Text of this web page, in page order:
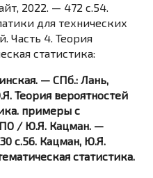
2022. — 472 c.54.
для технических
Часть 4. Теория
статистика:
— СПб.: Лань,
Теория вероятностей
примеры с
/ Ю.Я. Кацман. —
c.56. Кацман, Ю.Я.
статистика.